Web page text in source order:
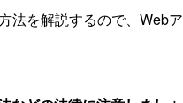
法を解説するので、Web